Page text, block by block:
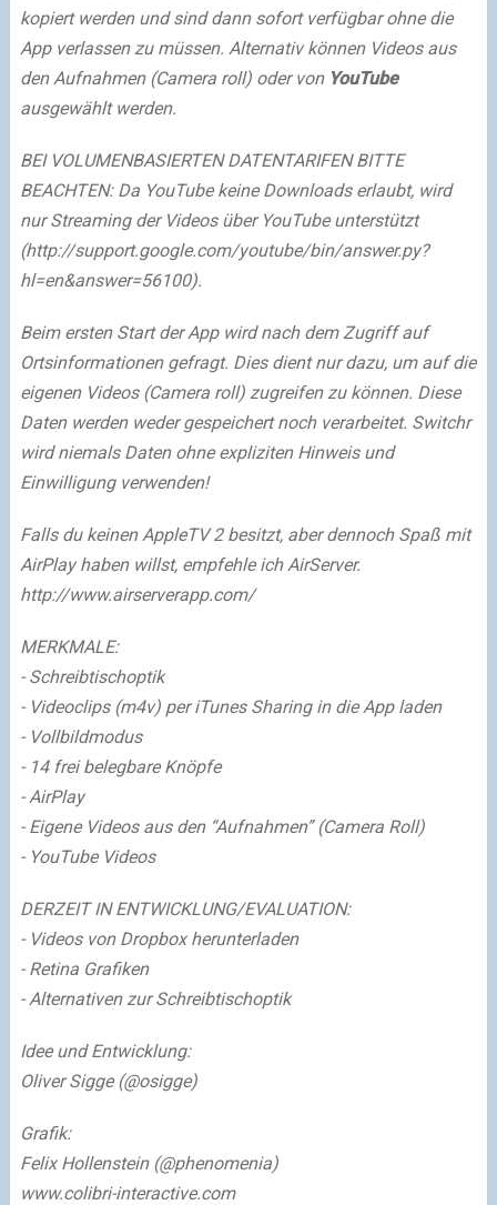
kopiert werden und sind dann sofort verfügbar ohne die
App verlassen zu müssen. Alternativ können Videos aus
den Aufnahmen (Camera roll) oder von YouTube
ausgewählt werden.
BEI VOLUMENBASIERTEN DATENTARIFEN BITTE
BEACHTEN: Da YouTube keine Downloads erlaubt, wird
nur Streaming der Videos über YouTube unterstützt
(http://support.google.com/youtube/bin/answer.py?
hl=en&answer=56100).
Beim ersten Start der App wird nach dem Zugriff auf
Ortsinformationen gefragt. Dies dient nur dazu, um auf die
eigenen Videos (Camera roll) zugreifen zu können. Diese
Daten werden weder gespeichert noch verarbeitet. Switchr
wird niemals Daten ohne expliziten Hinweis und
Einwilligung verwenden!
Falls du keinen AppleTV 2 besitzt, aber dennoch Spaß mit
AirPlay haben willst, empfehle ich AirServer.
http://www.airserverapp.com/
MERKMALE:
- Schreibtischoptik
- Videoclips (m4v) per iTunes Sharing in die App laden
- Vollbildmodus
- 14 frei belegbare Knöpfe
- AirPlay
- Eigene Videos aus den “Aufnahmen” (Camera Roll)
- YouTube Videos
DERZEIT IN ENTWICKLUNG/EVALUATION:
- Videos von Dropbox herunterladen
- Retina Grafiken
- Alternativen zur Schreibtischoptik
Idee und Entwicklung:
Oliver Sigge (@osigge)
Grafik:
Felix Hollenstein (@phenomenia)
www.colibri-interactive.com